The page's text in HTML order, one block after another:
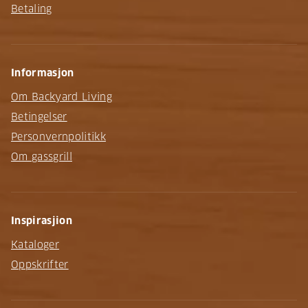
Betaling
Informasjon
Om Backyard Living
Betingelser
Personvernpolitikk
Om gassgrill
Inspirasjion
Kataloger
Oppskrifter